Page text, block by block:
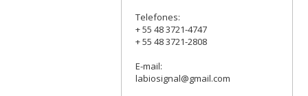
Telefones:
+ 55 48 3721-4747
+ 55 48 3721-2808
E-mail:
labiosignal@gmail.com